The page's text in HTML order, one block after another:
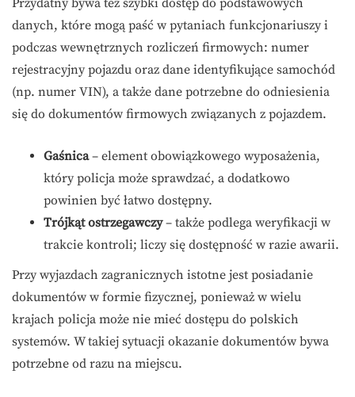
danych, które mogą paść w pytaniach funkcjonariuszy i
podczas wewnętrznych rozliczeń firmowych: numer
rejestracyjny pojazdu oraz dane identyfikujące samochód
(np. numer VIN), a także dane potrzebne do odniesienia
się do dokumentów firmowych związanych z pojazdem.
Gaśnica– element obowiązkowego wyposażenia,
który policja może sprawdzać, a dodatkowo
powinien być łatwo dostępny.
Trójkąt ostrzegawczy– także podlega weryfikacji w
trakcie kontroli; liczy się dostępność w razie awarii.
Przy wyjazdach zagranicznych istotne jest posiadanie
dokumentów w formie fizycznej, ponieważ w wielu
krajach policja może nie mieć dostępu do polskich
systemów. W takiej sytuacji okazanie dokumentów bywa
potrzebne od razu na miejscu.